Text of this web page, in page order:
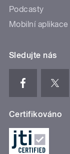
Podcasty
Mobilní aplikace
Sledujte nás
Certifikováno